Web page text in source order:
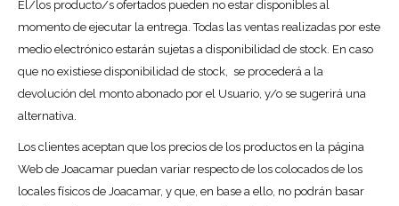
El/los producto/s ofertados pueden no estar disponibles al
momento de ejecutar la entrega. Todas las ventas realizadas por este
medio electrónico estarán sujetas a disponibilidad de stock. En caso
que no existiese disponibilidad de stock, se procederá a la
devolución del monto abonado por el Usuario, y/o se sugerirá una
alternativa.
Los clientes aceptan que los precios de los productos en la página
Web de Joacamar puedan variar respecto de los colocados de los
locales físicos de Joacamar, y que, en base a ello, no podrán basar